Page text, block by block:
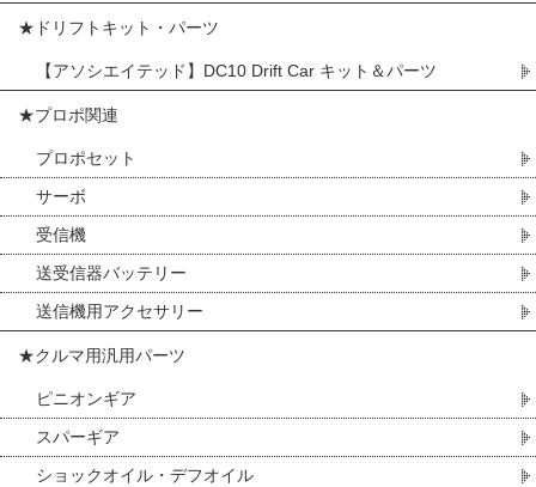
★ドリフトキット・パーツ
【アソシエイテッド】DC10 Drift Car キット＆パーツ
★プロポ関連
プロポセット
サーボ
受信機
送受信器バッテリー
送信機用アクセサリー
★クルマ用汎用パーツ
ピニオンギア
スパーギア
ショックオイル・デフオイル